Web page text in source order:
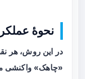
نحوهٔ
در این روش، هر
«چاهک» واکنشی